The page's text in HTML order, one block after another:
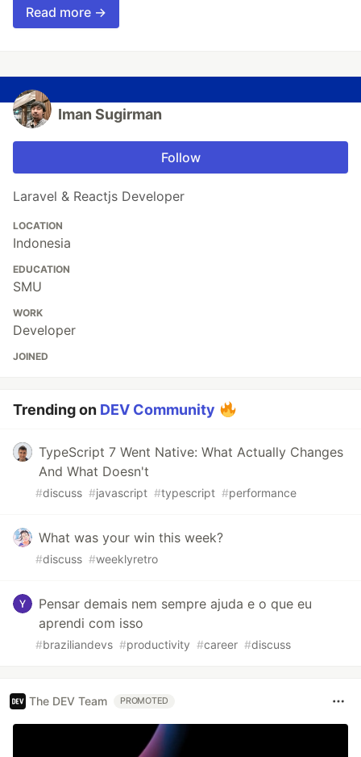
Read more →
Iman Sugirman
Follow
Laravel & Reactjs Developer
LOCATION
Indonesia
EDUCATION
SMU
WORK
Developer
JOINED
Trending on DEV Community
TypeScript 7 Went Native: What Actually Changes
And What Doesn't
#discuss #javascript #typescript #performance
What was your win this week?
#discuss #weeklyretro
Pensar demais nem sempre ajuda e o que eu
aprendi com isso
#braziliandevs #productivity #career #discuss
The DEV Team PROMOTED